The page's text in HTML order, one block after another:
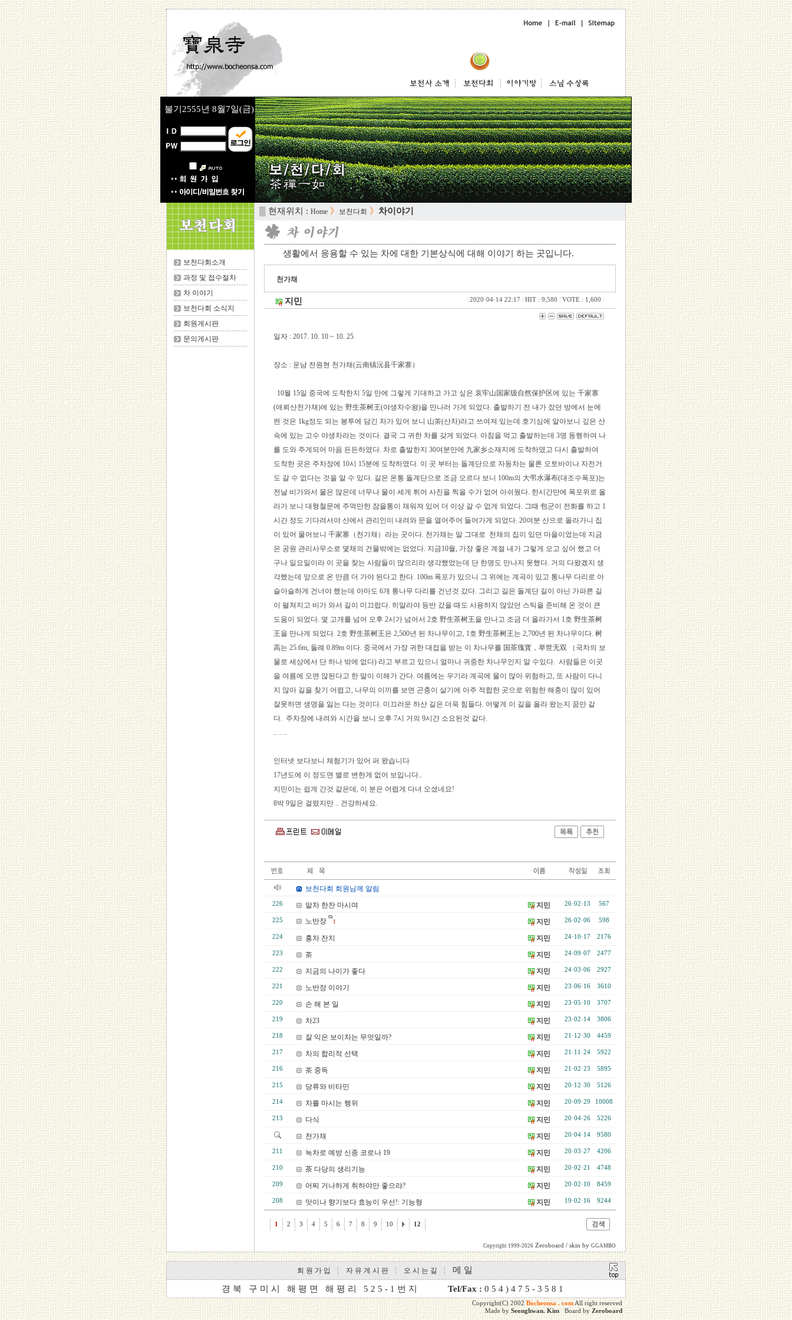
불기2555년 8월7일(금)
보천다회소개
과정 및 접수절차
차 이야기
보천다회 소식지
회원게시판
문의게시판
▒ 현재위치 : Home 》 보천다회 》 차이야기
생활에서 응용할 수 있는 차에 대한 기본상식에 대해 이야기 하는 곳입니다.
천가채
지민 2020·04·14 22:17 HIT : 9,580 VOTE : 1,600
일자 : 2017. 10. 10 ~ 10. 25
장소 : 운남 전원현 천가채(云南镇沅县千家寨）
10월 15일 중국에 도착한지 5일 만에 그렇게 기대하고 가고 싶은 哀牢山国家级自然保护区에 있는 千家寨
(애뢰산천가채)에 있는 野生茶树王(야생차수왕)을 만나러 가게 되었다. 출발하기 전 내가 잤던 방에서 눈에
띈 것은 1kg정도 되는 봉투에 담긴 차가 있어 보니 山茶(산차)라고 쓰여져 있는데 호기심에 알아보니 깊은 산
속에 있는 고수 야생차라는 것이다. 결국 그 귀한 차를 갖게 되었다. 아침을 먹고 출발하는데 3명 동행하여 나
를 도와 주게되어 마음 든든하였다. 차로 출발한지 30여분만에 九家乡소재지에 도착하였고 다시 출발하여
도착한 곳은 주차장에 10시 15분에 도착하였다. 이 곳 부터는 돌계단으로 자동차는 물론 오토바이나 자전거
도 갈 수 없다는 것을 알 수 있다. 길은 온통 돌계단으로 조금 오르다 보니 100m의 大弔水瀑布(대조수폭포)는
전날 비가와서 물은 많은데 너무나 물이 세게 튀어 사진을 찍을 수가 없어 아쉬웠다. 한시간만에 폭포위로 올
라가 보니 대형철문에 주먹만한 잠을통이 채워져 있어 더 이상 갈 수 없게 되었다. 그때 包군이 전화를 하고 1
시간 정도 기다려서야 산에서 관리인이 내려와 문을 열어주어 들어가게 되었다. 20여분 산으로 올라가니 집
이 있어 물어보니 千家寨（천가채）라는 곳이다. 천가채는 말 그대로 천채의 집이 있던 마을이었는데 지금
은 공원 관리사무소로 몇채의 건물밖에는 없었다. 지금10월, 가장 좋은 계절 내가 그렇게 오고 싶어 했고 더
구나 일요일이라 이 곳을 찾는 사람들이 많으리라 생각했었는데 단 한명도 만나지 못했다. 거의 다왔겠지 생
각했는데 앞으로 온 만큼 더 가야 된다고 한다. 100m 폭포가 있으니 그 위에는 계곡이 있고 통나무 다리로 아
슬아슬하게 건너야 했는데 아마도 6개 통나무 다리를 건넌것 갔다. 그리고 길은 돌계단 길이 아닌 가파른 길
이 펼쳐지고 비가 와서 길이 미끄럽다. 히말라야 등반 갔을 때도 사용하지 않았던 스틱을 준비해 온 것이 큰
도움이 되었다. 몇 고개를 넘어 오후 2시가 넘어서 2호 野生茶树王을 만나고 조금 더 올라가서 1호 野生茶树
王을 만나게 되었다. 2호 野生茶树王은 2,500년 된 차나무이고, 1호 野生茶树王는 2,700년 된 차나무이다. 树
高는 25.6m, 둘례 0.89m 이다. 중국에서 가장 귀한 대접을 받는 이 차나무를 国茶瑰寳，举世无双 （국차의 보
물로 세상에서 단 하나 밖에 없다) 라고 부르고 있으니 얼마나 귀중한 차나무인지 알 수있다. 사람들은 이곳
을 여름에 오면 않된다고 한 말이 이해가 간다. 여름에는 우기라 계곡에 물이 많아 위험하고, 또 사람이 다니
지 않아 길을 찾기 어렵고, 나무의 이끼를 보면 곤충이 살기에 아주 적합한 곳으로 위험한 해충이 많이 있어
잘못하면 생명을 잃는 다는 것이다. 미끄러운 하산 길은 더욱 힘들다. 어떻게 이 길을 올라 왔는지 꿈만 같
다. 주차장에 내려와 시간을 보니 오후 7시 거의 9시간 소요된것 같다.
.. .. ..
인터넷 보다보니 체험기가 있어 퍼 왔습니다
17년도에 이 정도면 별로 변한게 없어 보입니다..
지민이는 쉽게 간것 같은데, 이 분은 어렵게 다녀 오셨네요!
8박 9일은 걸렸지만 .. 건강하세요.
보천다회 회원님께 알림
226 말차 한잔 마시며 지민 26·02·13 567
225 노반장 1 지민 26·02·06 598
224 홍차 잔치 지민 24·10·17 2176
223 茶 지민 24·09·07 2477
222 지금의 나이가 좋다 지민 24·03·06 2927
221 노반장 이야기 지민 23·06·16 3610
220 손 해 본 일 지민 23·05·10 3707
219 차23 지민 23·02·14 3806
218 잘 익은 보이차는 무엇일까? 지민 21·12·30 4459
217 차의 합리적 선택 지민 21·11·24 5922
216 茶 중독 지민 21·02·23 5895
215 당류와 비타민 지민 20·12·30 5126
214 차를 마시는 행위 지민 20·09·29 10008
213 다식 지민 20·04·26 5226
천가채 지민 20·04·14 9580
211 녹차로 예방 신종 코로나 19 지민 20·03·27 4206
210 茶 다당의 생리기능 지민 20·02·21 4748
209 어찌 거나하게 취하야만 좋으랴? 지민 20·02·10 8459
208 맛이나 향기보다 효능이 우선!: 기능형 지민 19·02·16 9244
1 2 3 4 5 6 7 8 9 10 12
Copyright 1999-2026 Zeroboard / skin by GGAMBO
회 원 가 입 자 유 게 시 판 오 시 는 길
메 일
경 북 구 미 시 해 평 면 해 평 리 5 2 5 - 1 번 지 Tel/Fax : 0 5 4 ) 4 7 5 - 3 5 8 1
Copyright(C) 2002 Bocheonsa . com All right reserved
Made by Seonghwan. Kim Board by Zeroboard